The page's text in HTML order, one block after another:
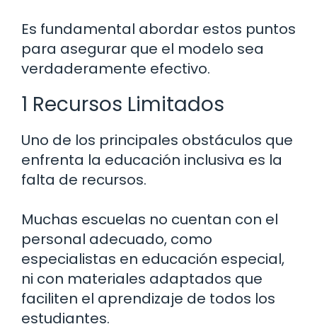
Es fundamental abordar estos puntos
para asegurar que el modelo sea
verdaderamente efectivo.
1 Recursos Limitados
Uno de los principales obstáculos que
enfrenta la educación inclusiva es la
falta de recursos.
Muchas escuelas no cuentan con el
personal adecuado, como
especialistas en educación especial,
ni con materiales adaptados que
faciliten el aprendizaje de todos los
estudiantes.